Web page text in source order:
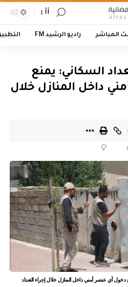
أأ
المباشر راديو الرشيد FM
السكاني: يمنع
داخل المنازل خلال
دخول أي عنصر أمني داخل المنازل خلال إجراء التعداد